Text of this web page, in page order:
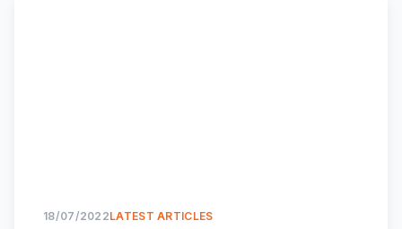
18/07/2022LATEST ARTICLES